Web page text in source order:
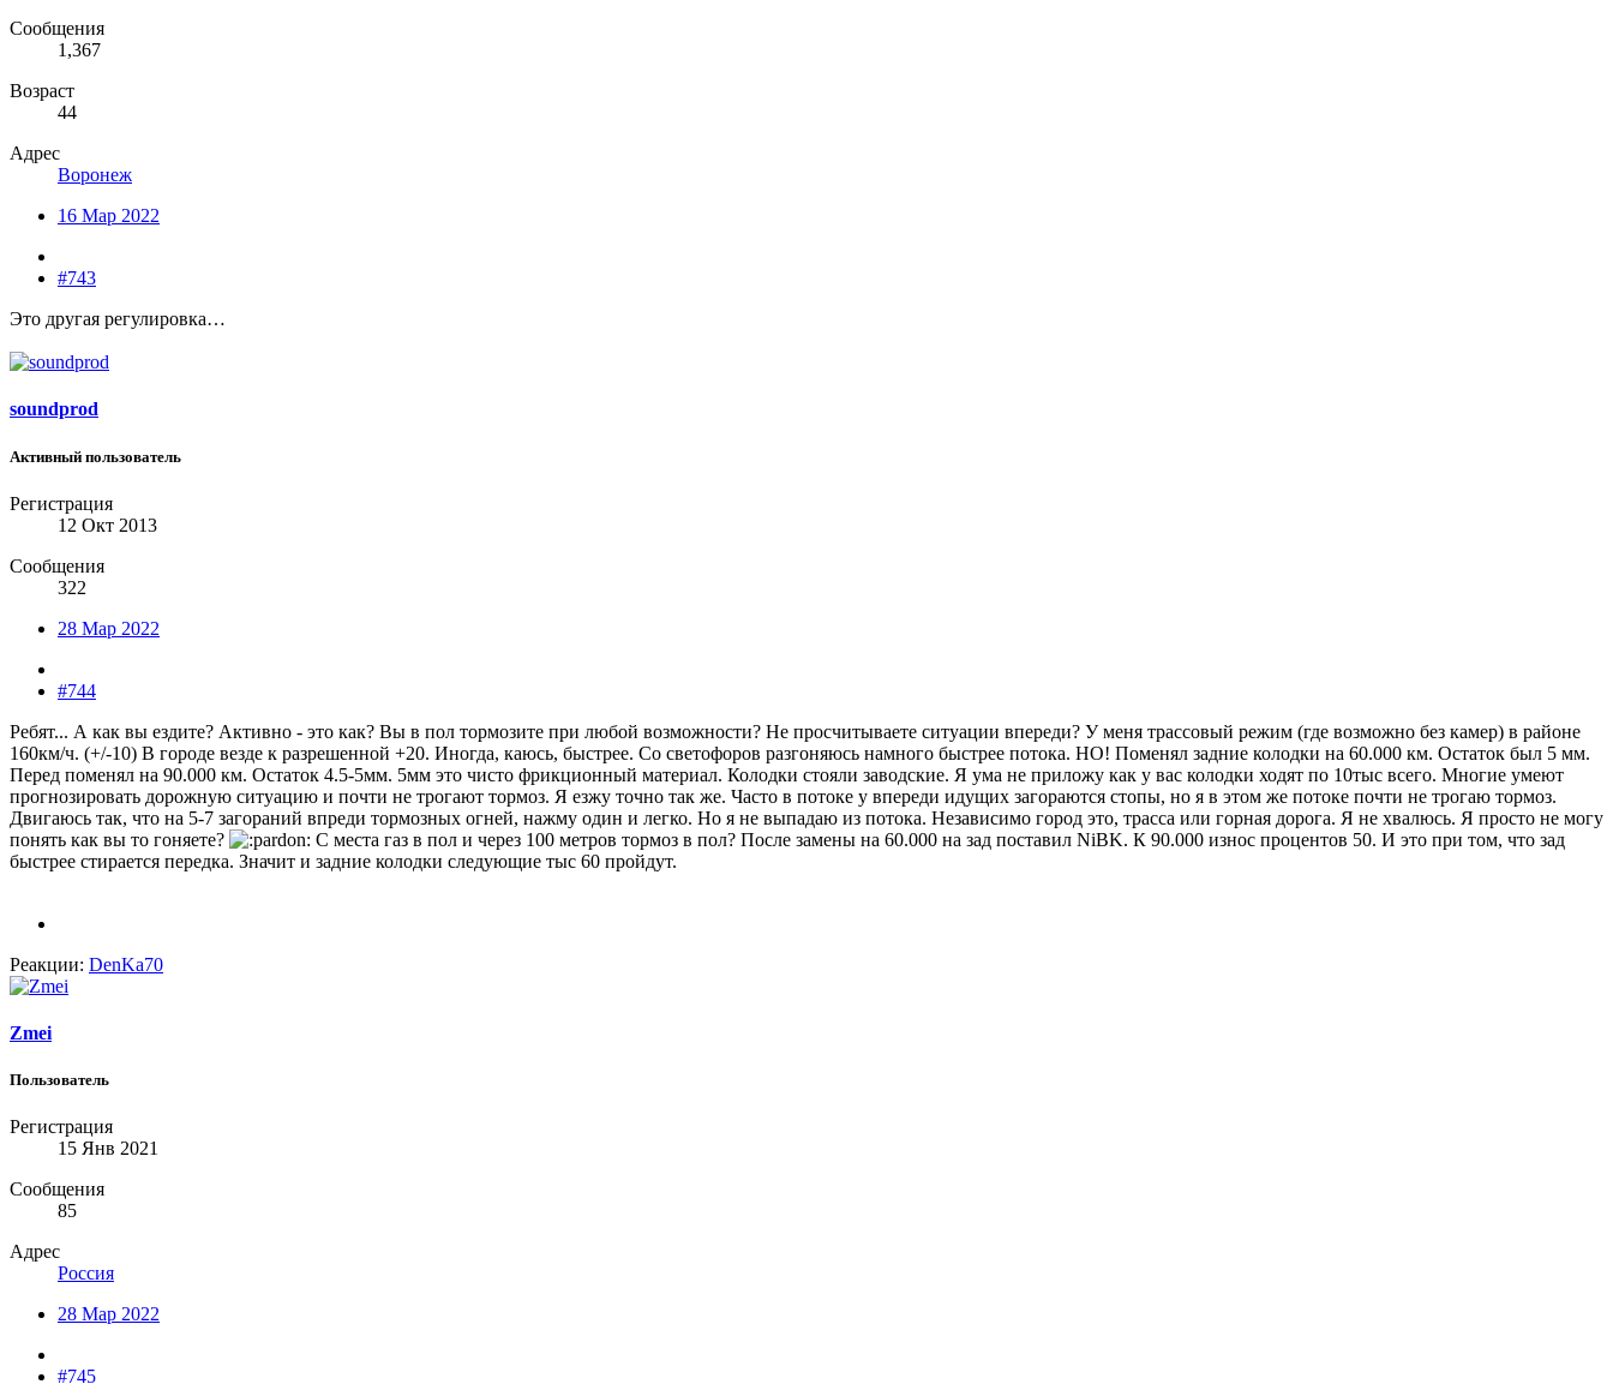
Сообщения
1,367
Возраст
44
Адрес
Воронеж
16 Мар 2022
#743
Это другая регулировка…
soundprod
Активный пользователь
Регистрация
12 Окт 2013
Сообщения
322
28 Мар 2022
#744
Ребят... А как вы ездите? Активно - это как? Вы в пол тормозите при любой возможности? Не просчитываете ситуации впереди? У меня трассовый режим (где возможно без камер) в районе
160км/ч. (+/-10) В городе везде к разрешенной +20. Иногда, каюсь, быстрее. Со светофоров разгоняюсь намного быстрее потока. НО! Поменял задние колодки на 60.000 км. Остаток был 5 мм.
Перед поменял на 90.000 км. Остаток 4.5-5мм. 5мм это чисто фрикционный материал. Колодки стояли заводские. Я ума не приложу как у вас колодки ходят по 10тыс всего. Многие умеют
прогнозировать дорожную ситуацию и почти не трогают тормоз. Я езжу точно так же. Часто в потоке у впереди идущих загораются стопы, но я в этом же потоке почти не трогаю тормоз.
Двигаюсь так, что на 5-7 загораний впреди тормозных огней, нажму один и легко. Но я не выпадаю из потока. Независимо город это, трасса или горная дорога. Я не хвалюсь. Я просто не могу
понять как вы то гоняете?
С места газ в пол и через 100 метров тормоз в пол? После замены на 60.000 на зад поставил NiBK. К 90.000 износ процентов 50. И это при том, что зад
быстрее стирается передка. Значит и задние колодки следующие тыс 60 пройдут.
Реакции: DenKa70
Zmei
Пользователь
Регистрация
15 Янв 2021
Сообщения
85
Адрес
Россия
28 Мар 2022
#745